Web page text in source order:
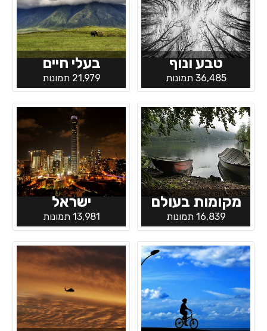
טבע ונוף
36,485 תמונות
בעלי חיים
21,979 תמונות
מקומות בעולם
16,839 תמונות
ישראל
13,981 תמונות